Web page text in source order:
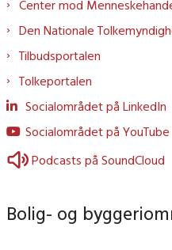
Center mod
Den Nationale
Tilbudsportalen
Tolkeportalen
Socialområdet på LinkedIn
Socialområdet på YouTube
Podcasts på SoundCloud
Bolig- og